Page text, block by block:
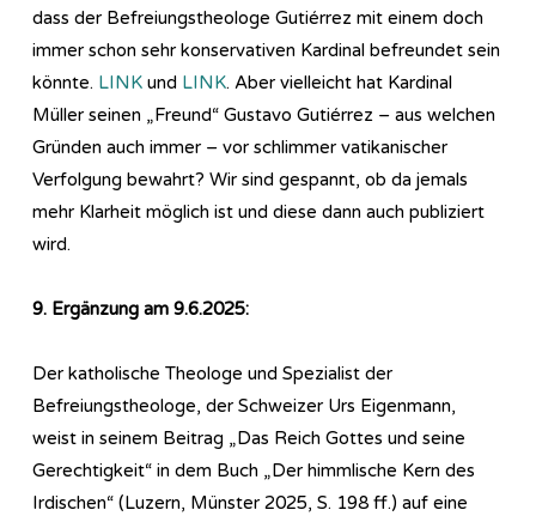
dass der Befreiungstheologe Gutiérrez mit einem doch
immer schon sehr konservativen Kardinal befreundet sein
könnte. LINK und LINK. Aber vielleicht hat Kardinal
Müller seinen „Freund“ Gustavo Gutiérrez – aus welchen
Gründen auch immer – vor schlimmer vatikanischer
Verfolgung bewahrt? Wir sind gespannt, ob da jemals
mehr Klarheit möglich ist und diese dann auch publiziert
wird.
9. Ergänzung am 9.6.2025:
Der katholische Theologe und Spezialist der
Befreiungstheologe, der Schweizer Urs Eigenmann,
weist in seinem Beitrag „Das Reich Gottes und seine
Gerechtigkeit“ in dem Buch „Der himmlische Kern des
Irdischen“ (Luzern, Münster 2025, S. 198 ff.) auf eine